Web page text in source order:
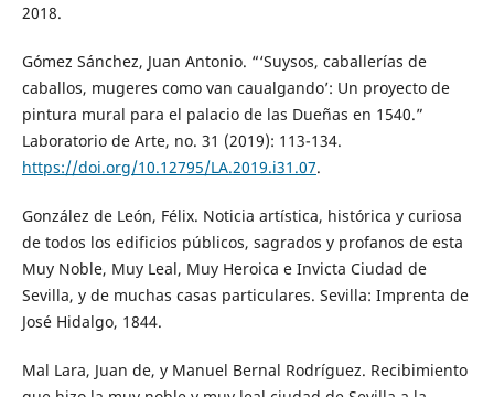
2018.
Gómez Sánchez, Juan Antonio. “‘Suysos, caballerías de
caballos, mugeres como van caualgando’: Un proyecto de
pintura mural para el palacio de las Dueñas en 1540.”
Laboratorio de Arte, no. 31 (2019): 113-134.
https://doi.org/10.12795/LA.2019.i31.07.
González de León, Félix. Noticia artística, histórica y curiosa
de todos los edificios públicos, sagrados y profanos de esta
Muy Noble, Muy Leal, Muy Heroica e Invicta Ciudad de
Sevilla, y de muchas casas particulares. Sevilla: Imprenta de
José Hidalgo, 1844.
Mal Lara, Juan de, y Manuel Bernal Rodríguez. Recibimiento